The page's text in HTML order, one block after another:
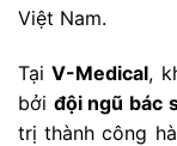
Việt Nam.
TạiV-Medical,
bởi đội ngũ bác
trị thành công